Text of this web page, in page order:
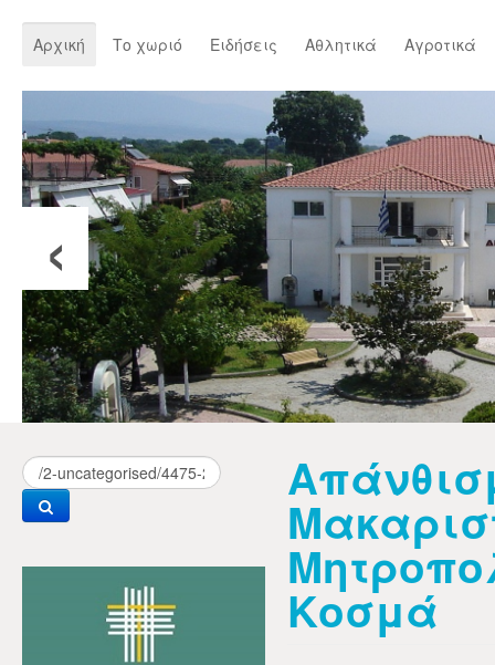
Αρχική Το χωριό Ειδήσεις Αθλητικά Αγροτικά
‹
Κοσμά